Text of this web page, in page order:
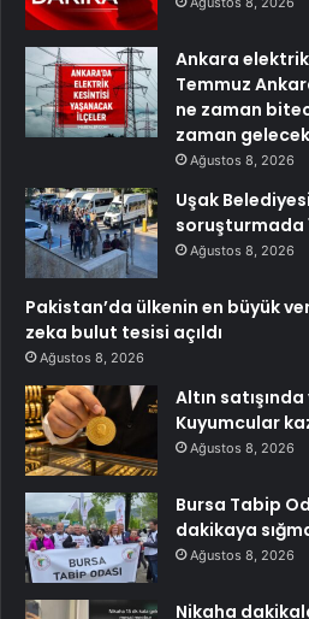
Ankara
Temmuz
ne zaman
zaman
Ağustos 8, 2026
Uşak
soruşturmada
Ağustos 8, 2026
Pakistan’da ülkenin en büyük
zeka bulut tesisi açıldı
Ağustos 8, 2026
Altın
Kuyumcular
Ağustos 8, 2026
Bursa Tabip
dakikaya
Ağustos 8, 2026
Nikaha